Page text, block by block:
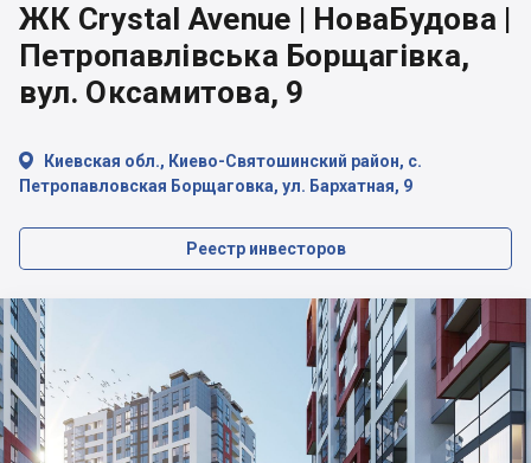
ЖК Crystal Avenue | НоваБудова |
Петропавлівська Борщагівка,
вул. Оксамитова, 9

Киевская обл., Киево-Святошинский район, с.
Петропавловская Борщаговка, ул. Бархатная, 9
Реестр инвесторов